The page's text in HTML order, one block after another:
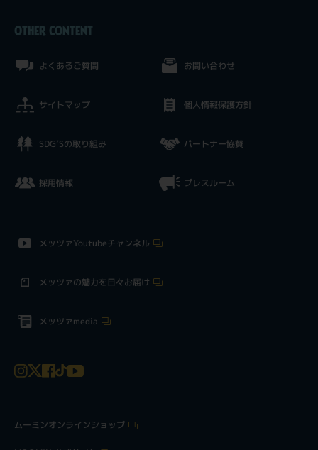
OTHER CONTENT
よくあるご質問
サイトマップ
SDG’Sの取り組み
採用情報
お問い合わせ
個人情報保護方針
パートナー協賛
プレスルーム
メッツァYoutubeチャンネル
メッツァの魅力を日々お届け
メッツァmedia
ムーミンオンラインショップ